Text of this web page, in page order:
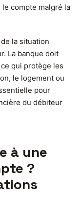
compte malgré la
la situation
La banque doit
qui protège les
le logement ou
pour
du débiteur
à une
?